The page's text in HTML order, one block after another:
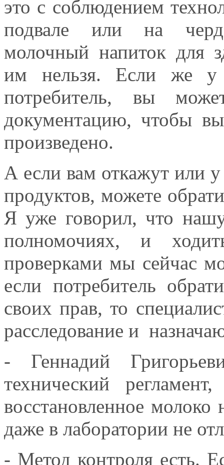
это с соблюдением
подвале или на
молочный напиток для
им нельзя. Если же у
потребитель, вы
документацию, чтобы
произведено.
А если вам откажут или у
продуктов, можете
Я уже говорил, что
полномочиях, и
проверками мы сейчас
если потребитель
своих прав, то
расследование и
- Геннадий
технический
восстановленное молоко
даже в лаборатории не
- Метод контроля есть.